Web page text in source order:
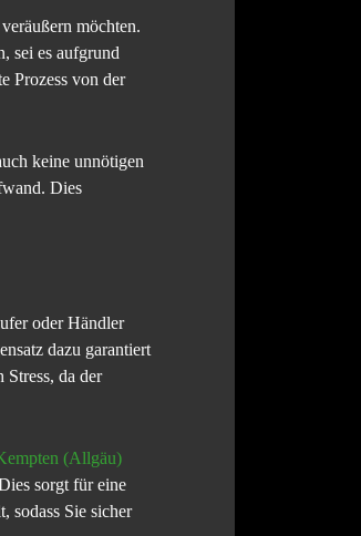
möchten.
sei es aufgrund
Prozess von der
keine unnötigen
Dies
oder Händler
dazu garantiert
da der
(Allgäu)
sorgt für eine
sodass Sie sicher